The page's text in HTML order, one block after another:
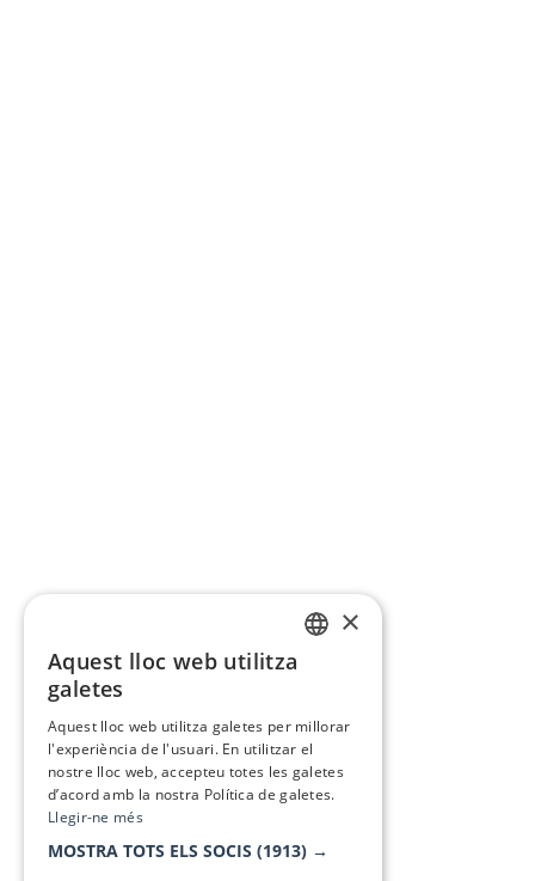
×
Aquest lloc web utilitza
galetes
Aquest lloc web utilitza galetes per millorar
l'experiència de l'usuari. En utilitzar el
nostre lloc web, accepteu totes les galetes
d’acord amb la nostra Política de galetes.
Llegir-ne més
MOSTRA TOTS ELS SOCIS (1913) →